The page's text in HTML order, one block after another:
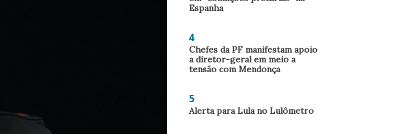
Espanha
4
Chefes da PF manifestam apoio
a diretor-geral em meio a
tensão com Mendonça
5
Alerta para Lula no Lulômetro